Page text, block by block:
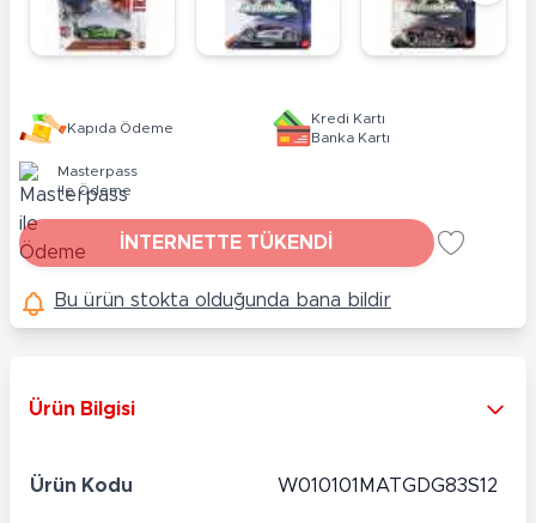
Kapıda Ödeme
Kredi Kartı
Banka Kartı
Masterpass
ile Ödeme
İNTERNETTE TÜKENDİ
Bu ürün stokta olduğunda bana bildir
Ürün Bilgisi
Ürün Kodu W010101MATGDG83S12